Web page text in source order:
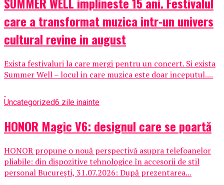
care a transformat muzica intr-un univers
cultural revine in august
Exista festivaluri la care mergi pentru un concert. Si exista
Summer Well – locul in care muzica este doar inceputul....
Uncategorized6 zile inainte
HONOR Magic V6: designul care se poartă
HONOR propune o nouă perspectivă asupra telefoanelor
pliabile: din dispozitive tehnologice în accesorii de stil
personal București, 31.07.2026: După prezentarea...